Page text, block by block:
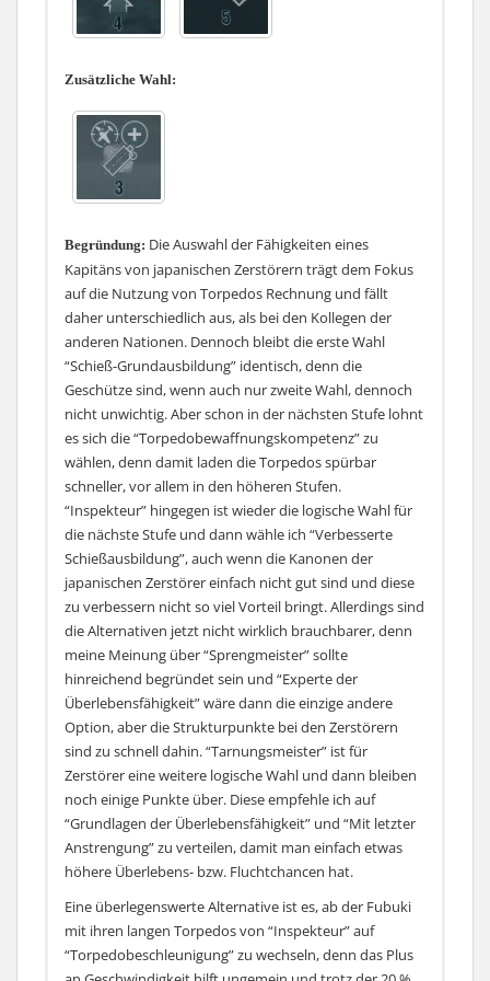
ziemlich genau.
wäre “Schieß-Grundausbildung” meine logische Wahl in
über, die man noch vergeben kann. Hier wäre
“Brandschutz” eine gangbare Alternative, auch wenn
die Wirkung dieser Fähigkeit eher gering bis nicht
vorhanden ist, aber bevor man die Punkte verkommen
immer gerne “Ladeexperte” bei einem Schlachtschiff,
was durchaus eine mögliche Alternative ist, ich
persönlich aber für wenig brauchbar halte. Gegen
Zerstörer hat man seine Sekundärgeschütze und
“Ladeexperte” greift nur dann, wenn alle Geschütze
geladen sind und sich keines im Ladevorgang befindet.
Außerdem hat man in der Regel mehr als genug Zeit zu
laden, denn die Türme müssen erst einmal ausgerichtet
werden, was meist lange dauert, außer der Zerstörer ist
wahnsinnig und fährt direkt auf einen zu. Wem die
Sekundärgeschütze so schon ausreichen, der kann
auch statt “Schieß-Grundausbildung” und
“Brandschutz” auf “Wachsamkeit” oder “Höchste
Alarmbereitschaft” gehen, wobei ich auf keinen Fall
dafür auf “Grundlagen der Überlebensfähigkeit”
verzichten würde. Ich persönlich finde aber schneller
feuernde Sekundär- und Flak-Geschütze hilfreicher.
Zusätzliche Wahl:
Begründung: Die Auswahl der Fähigkeiten eines
Kapitäns von japanischen Zerstörern trägt dem Fokus
auf die Nutzung von Torpedos Rechnung und fällt
daher unterschiedlich aus, als bei den Kollegen der
anderen Nationen. Dennoch bleibt die erste Wahl
“Schieß-Grundausbildung” identisch, denn die
Geschütze sind, wenn auch nur zweite Wahl, dennoch
nicht unwichtig. Aber schon in der nächsten Stufe lohnt
es sich die “Torpedobewaffnungskompetenz” zu
wählen, denn damit laden die Torpedos spürbar
schneller, vor allem in den höheren Stufen.
“Inspekteur” hingegen ist wieder die logische Wahl für
die nächste Stufe und dann wähle ich “Verbesserte
Schießausbildung”, auch wenn die Kanonen der
japanischen Zerstörer einfach nicht gut sind und diese
zu verbessern nicht so viel Vorteil bringt. Allerdings sind
die Alternativen jetzt nicht wirklich brauchbarer, denn
meine Meinung über “Sprengmeister” sollte
hinreichend begründet sein und “Experte der
Überlebensfähigkeit” wäre dann die einzige andere
Option, aber die Strukturpunkte bei den Zerstörern
sind zu schnell dahin. “Tarnungsmeister” ist für
Zerstörer eine weitere logische Wahl und dann bleiben
noch einige Punkte über. Diese empfehle ich auf
“Grundlagen der Überlebensfähigkeit” und “Mit letzter
Anstrengung” zu verteilen, damit man einfach etwas
höhere Überlebens- bzw. Fluchtchancen hat.
Eine überlegenswerte Alternative ist es, ab der Fubuki
mit ihren langen Torpedos von “Inspekteur” auf
“Torpedobeschleunigung” zu wechseln, denn das Plus